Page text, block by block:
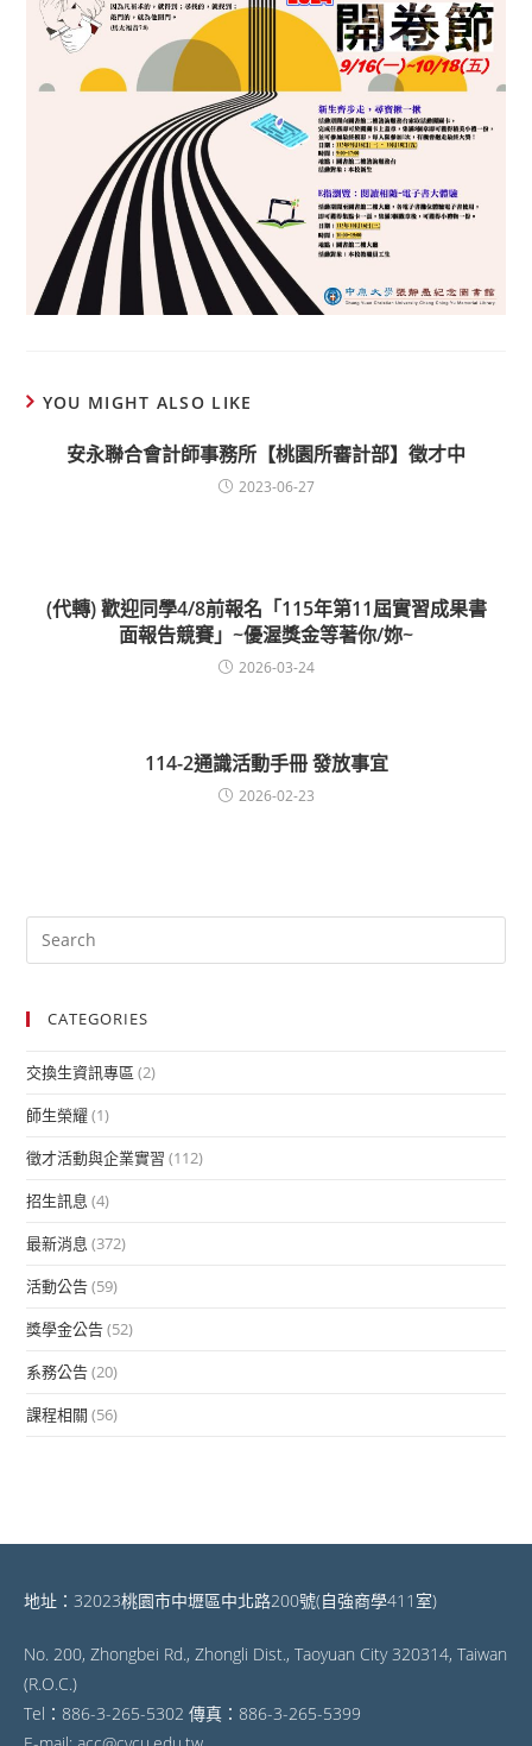
YOU MIGHT ALSO LIKE
安永聯合會計師事務所【桃園所審計部】徵才中
2023-06-27
(代轉) 歡迎同學4/8前報名「115年第11屆實習成果書
面報告競賽」~優渥獎金等著你/妳~
2026-03-24
114-2通識活動手冊 發放事宜
2026-02-23
CATEGORIES
交換生資訊專區 (2)
師生榮耀(1)
徵才活動與企業實習 (112)
招生訊息 (4)
最新消息 (372)
活動公告(59)
獎學金公告(52)
系務公告(20)
課程相關 (56)
地址：32023桃園市中壢區中北路200號(自強商學411室)
No. 200, Zhongbei Rd., Zhongli Dist., Taoyuan City 320314, Taiwan
(R.O.C.)
Tel：886-3-265-5302 傳真：886-3-265-5399